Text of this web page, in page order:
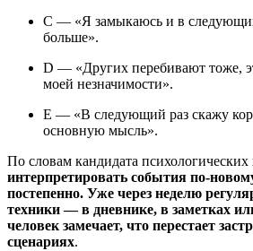
C — «Я замыкаюсь и в
больше».
D — «Других перебивают тоже,
моей незначимости».
E — «В следующий раз скажу
основную мысль».
По словам кандидата психологических
интерпретировать события по-
постепенно. Уже через неделю
техники — в дневнике, в заметках
человек замечает, что перестает
сценариях.